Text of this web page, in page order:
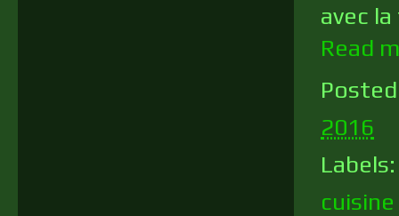
avec
Read
2016